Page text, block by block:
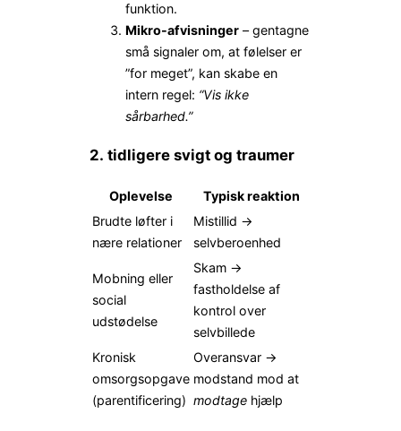
funktion.
Mikro-afvisninger – gentagne
små signaler om, at følelser er
”for meget”, kan skabe en
intern regel: “Vis ikke
sårbarhed.”
2. tidligere svigt og traumer
Oplevelse
Typisk reaktion
Brudte løfter i
nære relationer
Mistillid →
selvberoenhed
Mobning eller
social
udstødelse
Skam →
fastholdelse af
kontrol over
selvbillede
Kronisk
omsorgsopgave
(parentificering)
Overansvar →
modstand mod at
modtage hjælp